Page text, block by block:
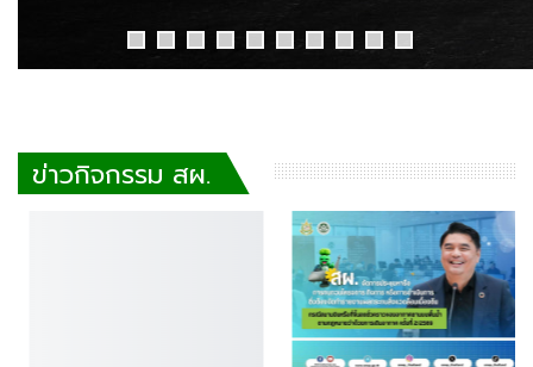
ข่าวกิจกรรม สผ.